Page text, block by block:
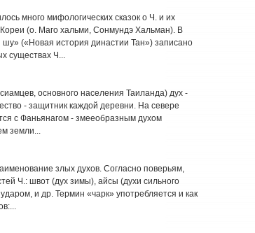
много мифологических сказок о Ч. и их
(о. Маго хальми, Сонмундэ Хальман). В
(«Новая история династии Тан») записано
существах Ч...
основного населения Таиланда) дух -
- защитник каждой деревни. На севере
с Фаньянагом - змееобразным духом
земли...
злых духов. Согласно поверьям,
Ч.: швот (дух зимы), айсы (духи сильного
и др. Термин «чарк» употребляется и как